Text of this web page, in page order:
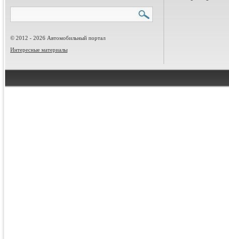
© 2012 - 2026 Автомобильный портал
Интересные материалы